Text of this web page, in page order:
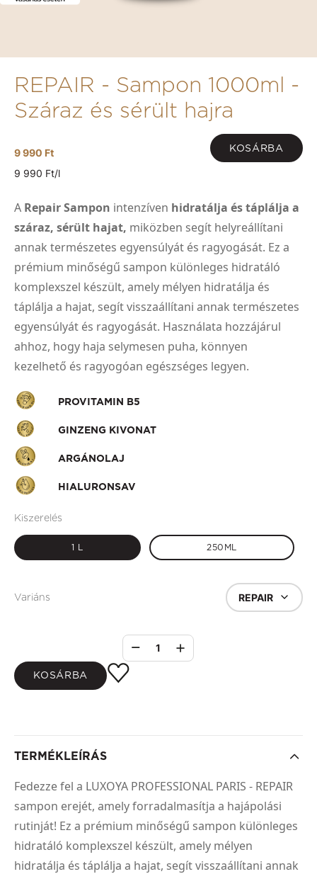
REPAIR - Sampon 1000ml -
Száraz és sérült hajra
9 990 Ft KOSÁRBA
9 990 Ft/l
A Repair Sampon intenzíven hidratálja és táplálja a
száraz, sérült hajat, miközben segít helyreállítani
annak természetes egyensúlyát és ragyogását. Ez a
prémium minőségű sampon különleges hidratáló
komplexszel készült, amely mélyen hidratálja és
táplálja a hajat, segít visszaállítani annak természetes
egyensúlyát és ragyogását. Használata hozzájárul
ahhoz, hogy haja selymesen puha, könnyen
kezelhető és ragyogóan egészséges legyen.
PROVITAMIN B5
GINZENG KIVONAT
ARGÁNOLAJ
HIALURONSAV
Kiszerelés
1 L 250ML
Variáns REPAIR
1
KOSÁRBA
TERMÉKLEÍRÁS
Fedezze fel a LUXOYA PROFESSIONAL PARIS - REPAIR
sampon erejét, amely forradalmasítja a hajápolási
rutinját! Ez a prémium minőségű sampon különleges
hidratáló komplexszel készült, amely mélyen
hidratálja és táplálja a hajat, segít visszaállítani annak